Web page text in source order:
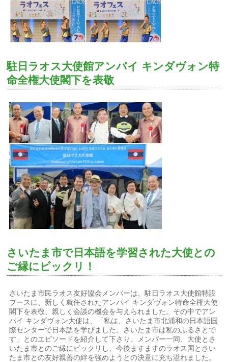
駐日ラオス大使館アンパイ キンダヴォン特
命全権大使閣下を表敬
さいたま市で日本語を学習された大使との
ご縁にビックリ！
さいたま市民ラオス友好協会メンバーは、駐日ラオス大使館特設
ブースに、新しく就任されたアンパイ キンダヴォン特命全権大使
閣下を表敬、親しく会談の機会を与えられました。その中でアン
パイ キンダヴォン大使は、「私は、さいたま市北浦和の日本語国
際センターで日本語を学びました。さいたま市は私のふるさとで
す」とのエピソードを紹介して下さり、メンバー一同、大使とさ
いたま市とのご縁にビックリし、今後ますますのラオス国とさい
たま市との友好親善の絆を強めようとの決意に充ち溢れました。